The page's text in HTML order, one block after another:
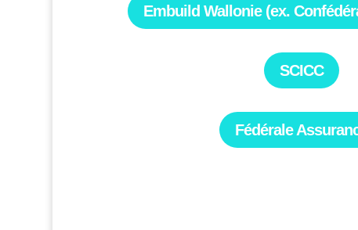
Embuild Wallonie (ex.
SCICC
Fédérale